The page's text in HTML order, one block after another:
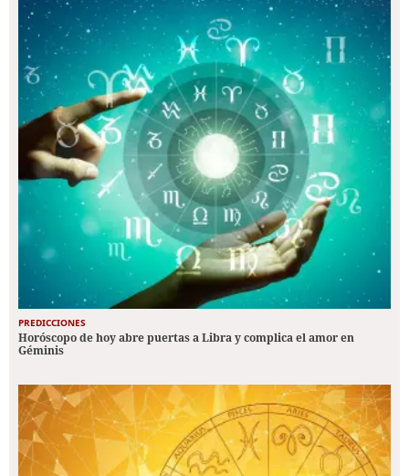
PREDICCIONES
Horóscopo de hoy abre puertas a Libra y complica el amor en
Géminis